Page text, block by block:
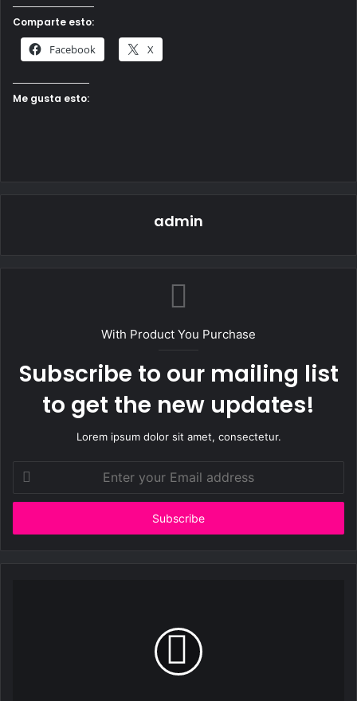
Comparte esto:
Facebook X
Me gusta esto:
admin
With Product You Purchase
Subscribe to our mailing list
to get the new updates!
Lorem ipsum dolor sit amet, consectetur.
your
Email